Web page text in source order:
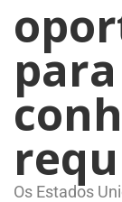
Os Estados